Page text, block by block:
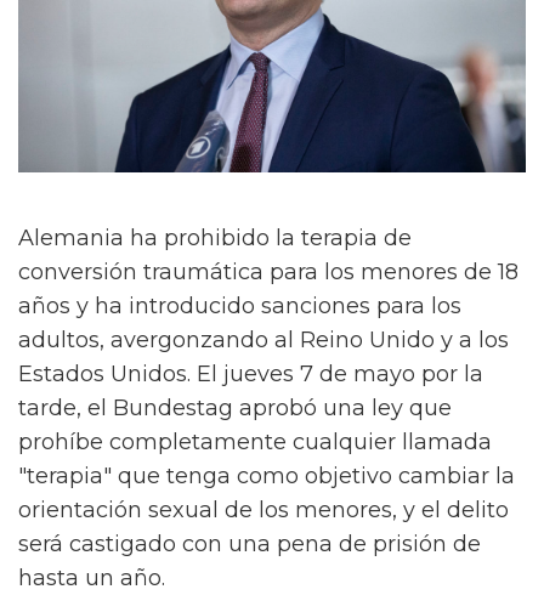
Alemania ha prohibido la terapia de
conversión traumática para los menores de 18
años y ha introducido sanciones para los
adultos, avergonzando al Reino Unido y a los
Estados Unidos. El jueves 7 de mayo por la
tarde, el Bundestag aprobó una ley que
prohíbe completamente cualquier llamada
"terapia" que tenga como objetivo cambiar la
orientación sexual de los menores, y el delito
será castigado con una pena de prisión de
hasta un año.